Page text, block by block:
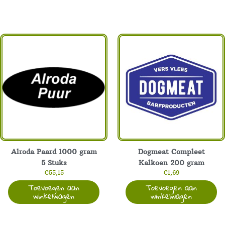
Alroda Paard 1000 gram
5 Stuks
€55,15
Toevoegen aan
winkelwagen
Dogmeat Compleet
Kalkoen 200 gram
€1,69
Toevoegen aan
winkelwagen